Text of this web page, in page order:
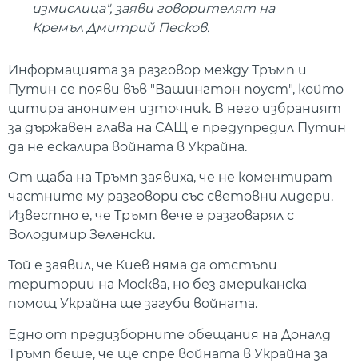
измислица", заяви говорителят на
Кремъл Дмитрий Песков.
Информацията за разговор между Тръмп и
Путин се появи във "Вашингтон поуст", който
цитира анонимен източник. В него избраният
за държавен глава на САЩ е предупредил Путин
да не ескалира войната в Украйна.
От щаба на Тръмп заявиха, че не коментират
частните му разговори със световни лидери.
Известно е, че Тръмп вече е разговарял с
Володимир Зеленски.
Той е заявил, че Киев няма да отстъпи
територии на Москва, но без американска
помощ Украйна ще загуби войната.
Едно от предизборните обещания на Доналд
Тръмп беше, че ще спре войната в Украйна за